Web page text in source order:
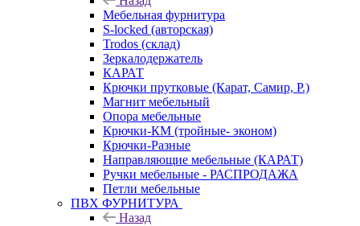
Мебельная фурнитура
S-locked (авторская)
Trodos (склад)
Зеркалодержатель
КАРАТ
Крючки прутковые (Карат, Самир, Р.)
Магнит мебельный
Опора мебельные
Крючки-КМ (тройные- эконом)
Крючки-Разные
Направляющие мебельные (КАРАТ)
Ручки мебельные - РАСПРОДАЖА
Петли мебельные
ПВХ ФУРНИТУРА
Назад